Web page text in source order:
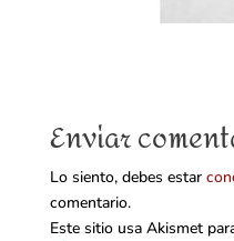
Enviar
Lo siento, debes estar
comentario.
Este sitio usa Akismet